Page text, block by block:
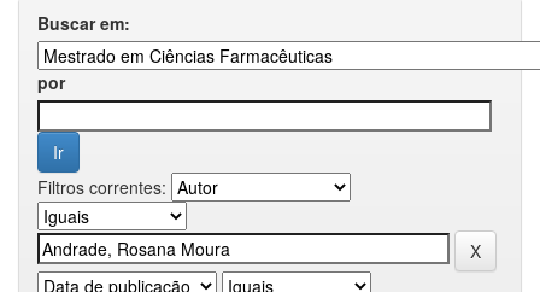
Buscar em:
por
Filtros correntes: